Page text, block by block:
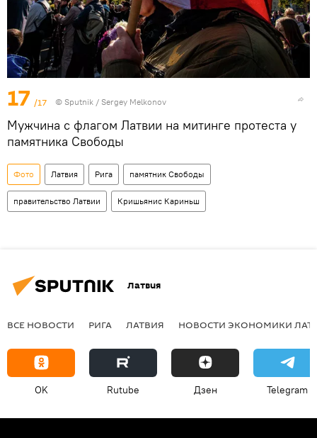
17 /17 © Sputnik / Sergey Melkonov
Мужчина с флагом Латвии на митинге протеста у
памятника Свободы
Фото Латвия Рига памятник Свободы
правительство Латвии Кришьянис Кариньш
Латвия
ВСЕ НОВОСТИ РИГА ЛАТВИЯ НОВОСТИ ЭКОНОМИКИ
OK Rutube Дзен Telegram